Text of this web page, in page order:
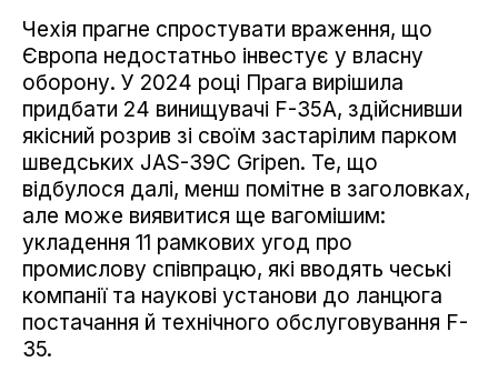
Чехія прагне спростувати враження, що
Європа недостатньо інвестує у власну
оборону. У 2024 році Прага вирішила
придбати 24 винищувачі F-35A, здійснивши
якісний розрив зі своїм застарілим парком
шведських JAS-39C Gripen. Те, що
відбулося далі, менш помітне в заголовках,
але може виявитися ще вагомішим:
укладення 11 рамкових угод про
промислову співпрацю, які вводять чеські
компанії та наукові установи до ланцюга
постачання й технічного обслуговування F-
35.